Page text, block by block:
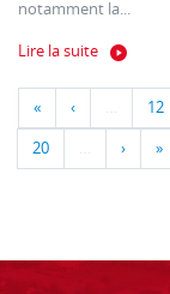
notamment la...
Lire la suite
« ‹ … 12
20 … › »